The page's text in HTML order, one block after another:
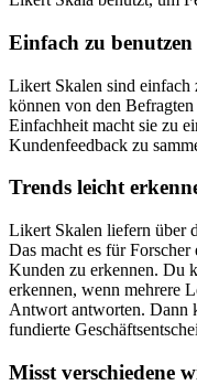
Einfach zu
Likert Skalen sind einfach
können von den
Einfachheit macht sie zu
Kundenfeedback zu
Trends leicht
Likert Skalen liefern über
Das macht es für
Kunden zu erkennen. Du
erkennen, wenn mehrere
Antwort antworten. Dann
fundierte
Misst verschiedene